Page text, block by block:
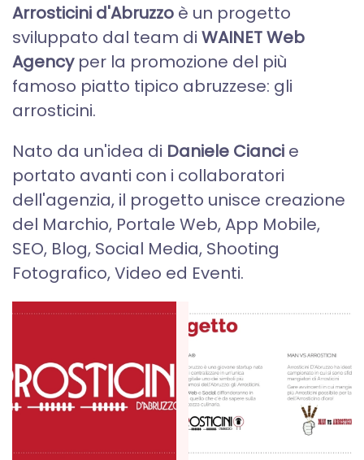
Arrosticini d'Abruzzo è un progetto
sviluppato dal team di WAINET Web
Agencyper la promozione del più
famoso piatto tipico abruzzese: gli
arrosticini.
Nato da un'idea di Daniele Cianci e
portato avanti con i collaboratori
dell'agenzia, il progetto unisce creazione
del Marchio, Portale Web, App Mobile,
SEO, Blog, Social Media, Shooting
Fotografico, Video ed Eventi.